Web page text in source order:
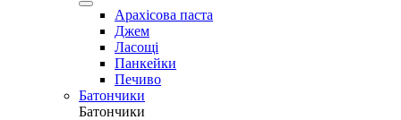
Арахісова паста
Джем
Ласощі
Панкейки
Печиво
Батончики
Батончики